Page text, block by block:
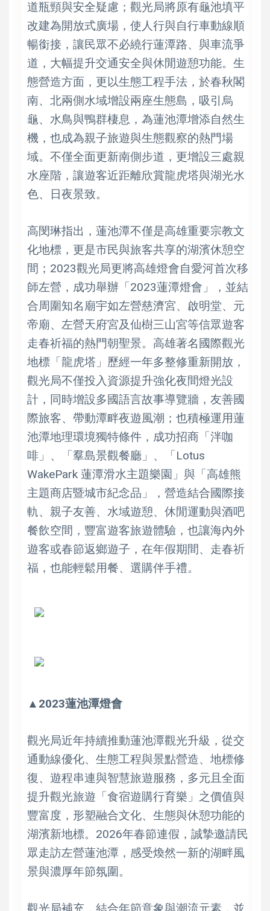
道瓶頸與安全疑慮；觀光局將原有龜池填平
改建為開放式廣場，使人行與自行車動線順
暢銜接，讓民眾不必繞行蓮潭路、與車流爭
道，大幅提升交通安全與休閒遊憩功能。生
態營造方面，更以生態工程手法，於春秋閣
南、北兩側水域增設兩座生態島，吸引烏
龜、水鳥與鴨群棲息，為蓮池潭增添自然生
機，也成為親子旅遊與生態觀察的熱門場
域。不僅全面更新南側步道，更增設三處親
水座階，讓遊客近距離欣賞龍虎塔與湖光水
色、日夜景致。
高閔琳指出，蓮池潭不僅是高雄重要宗教文
化地標，更是市民與旅客共享的湖濱休憩空
間；2023觀光局更將高雄燈會自愛河首次移
師左營，成功舉辦「2023蓮潭燈會」，並結
合周圍知名廟宇如左營慈濟宮、啟明堂、元
帝廟、左營天府宮及仙樹三山宮等信眾遊客
走春祈福的熱門朝聖景。高雄著名國際觀光
地標「龍虎塔」歷經一年多整修重新開放，
觀光局不僅投入資源提升強化夜間燈光設
計，同時增設多國語言故事導覽牆，友善國
際旅客、帶動潭畔夜遊風潮；也積極運用蓮
池潭地理環境獨特條件，成功招商「泮咖
啡」、「羣島景觀餐廳」、「Lotus
WakePark 蓮潭滑水主題樂園」與「高雄熊
主題商店暨城市紀念品」，營造結合國際接
軌、親子友善、水域遊憩、休閒運動與酒吧
餐飲空間，豐富遊客旅遊體驗，也讓海內外
遊客或春節返鄉遊子，在年假期間、走春祈
福，也能輕鬆用餐、選購伴手禮。
▲2023蓮池潭燈會
觀光局近年持續推動蓮池潭觀光升級，從交
通動線優化、生態工程與景點營造、地標修
復、遊程串連與智慧旅遊服務，多元且全面
提升觀光旅遊「食宿遊購行育樂」之價值與
豐富度，形塑融合文化、生態與休憩功能的
湖濱新地標。2026年春節連假，誠摯邀請民
眾走訪左營蓮池潭，感受煥然一新的湖畔風
景與濃厚年節氛圍。